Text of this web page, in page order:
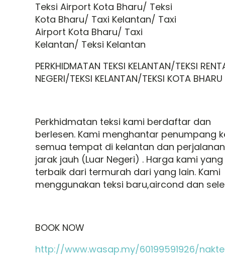
Teksi Airport Kota Bharu/ Teksi
Kota Bharu/ Taxi Kelantan/ Taxi
Airport Kota Bharu/ Taxi
Kelantan/ Teksi Kelantan
PERKHIDMATAN TEKSI KELANTAN/TEKSI
NEGERI/TEKSI KELANTAN/TEKSI KOTA BHARU
Perkhidmatan teksi kami berdaftar dan
berlesen. Kami menghantar penumpang
semua tempat di kelantan dan perjalanan
jarak jauh (Luar Negeri) . Harga kami yang
terbaik dari termurah dari yang lain. Kami
menggunakan teksi baru,aircond dan
BOOK NOW
http://www.wasap.my/60199591926/